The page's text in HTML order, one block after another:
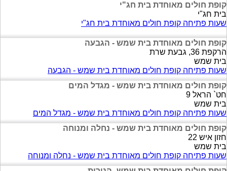
קופת חולים מאוחדת בית חג"י
בית חג"י
שעות פתיחה קופת חולים מאוחדת בית חג"י
קופת חולים מאוחדת בית שמש - הגבעה
הרקפת 36, גבעת שרת
בית שמש
שעות פתיחה קופת חולים מאוחדת בית שמש - הגבעה
קופת חולים מאוחדת בית שמש - מגדל המים
חט` הראל 9
בית שמש
שעות פתיחה קופת חולים מאוחדת בית שמש - מגדל המים
קופת חולים מאוחדת בית שמש - נחלה ומנוחה
חזון איש 22
בית שמש
שעות פתיחה קופת חולים מאוחדת בית שמש - נחלה ומנוחה